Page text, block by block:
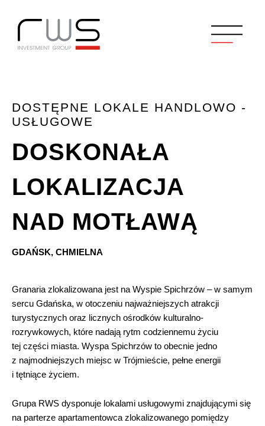
DOSTĘPNE LOKALE HANDLOWO -
USŁUGOWE
DOSKONAŁA
LOKALIZACJA
NAD MOTŁAWĄ
GDAŃSK, CHMIELNA
Granaria zlokalizowana jest na Wyspie Spichrzów – w samym
sercu Gdańska, w otoczeniu najważniejszych atrakcji
turystycznych oraz licznych ośrodków kulturalno-
rozrywkowych, które nadają rytm codziennemu życiu
tej części miasta. Wyspa Spichrzów to obecnie jedno
z najmodniejszych miejsc w Trójmieście, pełne energii
i tętniące życiem.
Grupa RWS dysponuje lokalami usługowymi znajdującymi się
na parterze apartamentowca zlokalizowanego pomiędzy